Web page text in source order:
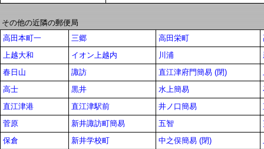
その他の近隣の郵便局
高田本町一
三郷 高田栄町
上越大和
イオン上越内 川浦
春日山
諏訪 直江津府門簡易 (閉)
高士
黒井 水上簡易
直江津港
直江津駅前 井ノ口簡易
菅原
新井諏訪町簡易 五智
保倉
新井学校町 中之俣簡易 (閉)